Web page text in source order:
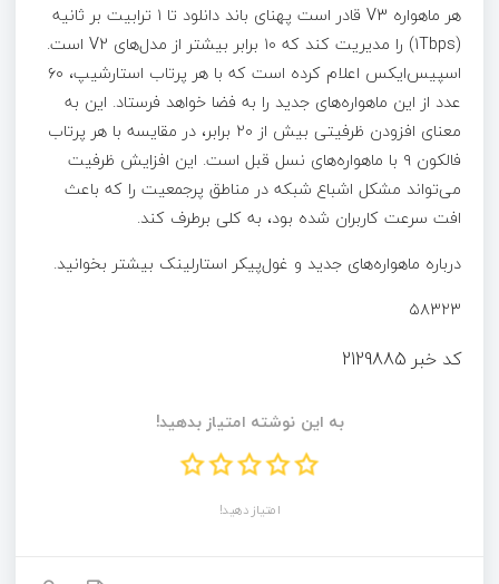
هر ماهواره V3 قادر است پهنای باند دانلود تا ۱ ترابیت بر ثانیه
(1Tbps) را مدیریت کند که ۱۰ برابر بیشتر از مدل‌های V2 است.
اسپیس‌ایکس اعلام کرده است که با هر پرتاب استارشیپ، ۶۰
عدد از این ماهواره‌های جدید را به فضا خواهد فرستاد. این به
معنای افزودن ظرفیتی بیش از ۲۰ برابر، در مقایسه با هر پرتاب
فالکون ۹ با ماهواره‌های نسل قبل است. این افزایش ظرفیت
می‌تواند مشکل اشباع شبکه در مناطق پرجمعیت را که باعث
افت سرعت کاربران شده بود، به کلی برطرف کند.
درباره ماهواره‌های جدید و غول‌پیکر استارلینک بیشتر بخوانید.
۵۸۳۲۳
کد خبر 2129885
به این نوشته امتیاز بدهید!
امتیاز دهید!